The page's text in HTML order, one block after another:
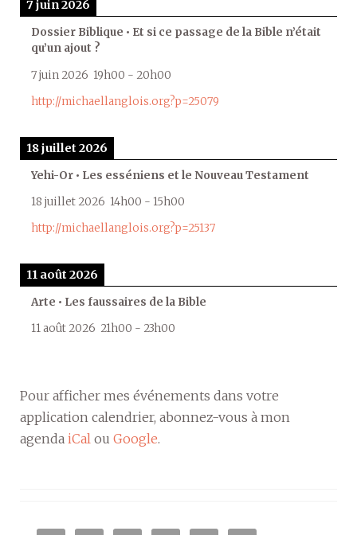
7 juin 2026
Dossier Biblique • Et si ce passage de la Bible n’était
qu’un ajout ?
7 juin 2026 19h00 - 20h00
http://michaellanglois.org?p=25079
18 juillet 2026
Yehi-Or • Les esséniens et le Nouveau Testament
18 juillet 2026 14h00 - 15h00
http://michaellanglois.org?p=25137
11 août 2026
Arte • Les faussaires de la Bible
11 août 2026 21h00 - 23h00
Pour afficher mes événements dans votre
application calendrier, abonnez-vous à mon
agenda iCal ou Google.